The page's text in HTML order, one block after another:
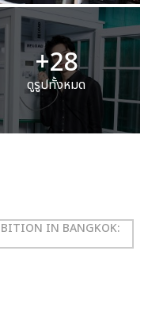
+28
ดูรูปทั้งหมด
IN BANGKOK: